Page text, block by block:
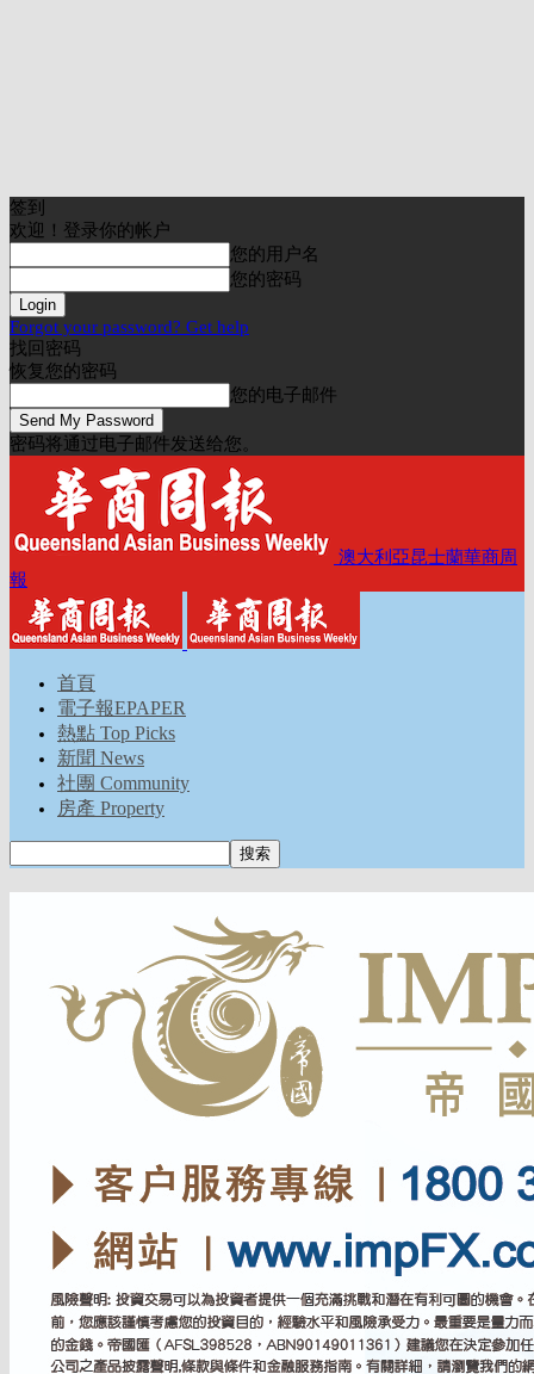
签到
欢迎！登录你的帐户
您的用户名
您的密码
Forgot your password? Get help
找回密码
恢复您的密码
您的电子邮件
密码将通过电子邮件发送给您。
澳大利亞昆士蘭華商周
報
首頁
電子報EPAPER
熱點 Top Picks
新聞 News
社團 Community
房產 Property